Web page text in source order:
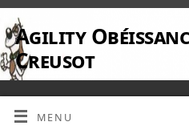
Agility
Creusot
MENU